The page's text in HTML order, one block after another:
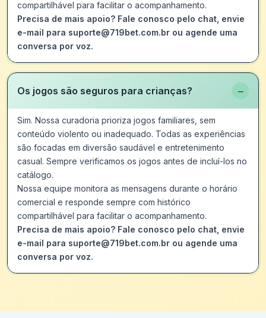
compartilhável para facilitar o acompanhamento.
Precisa de mais apoio? Fale conosco pelo chat, envie
e-mail para suporte@719bet.com.br ou agende uma
conversa por voz.
Os jogos são seguros para crianças? −
Sim. Nossa curadoria prioriza jogos familiares, sem
conteúdo violento ou inadequado. Todas as experiências
são focadas em diversão saudável e entretenimento
casual. Sempre verificamos os jogos antes de incluí-los no
catálogo.
Nossa equipe monitora as mensagens durante o horário
comercial e responde sempre com histórico
compartilhável para facilitar o acompanhamento.
Precisa de mais apoio? Fale conosco pelo chat, envie
e-mail para suporte@719bet.com.br ou agende uma
conversa por voz.